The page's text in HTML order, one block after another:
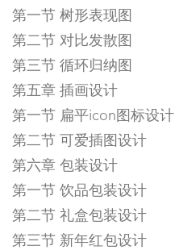
第一节 树形表现图
第二节 对比发散图
第三节 循环归纳图
第五章 插画设计
第一节 扁平icon图标设计
第二节 可爱插图设计
第六章 包装设计
第一节 饮品包装设计
第二节 礼盒包装设计
第三节 新年红包设计